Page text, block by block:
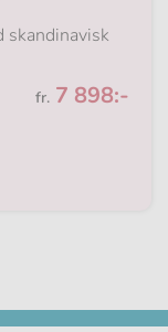
skandinavisk
Från
fr. 7 898:-